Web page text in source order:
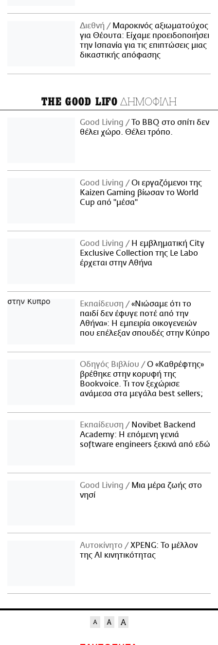
Διεθνή
Μαροκινός αξιωματούχος
για Θέουτα: Είχαμε προειδοποιήσει
την Ισπανία για τις επιπτώσεις μιας
δικαστικής απόφασης
THE GOOD LIFO ΔΗΜΟΦΙΛΗ
Good Living
Το BBQ στο σπίτι δεν
θέλει χώρο. Θέλει τρόπο.
Good Living
Οι εργαζόμενοι της
Kaizen Gaming βίωσαν το World
Cup από "μέσα"
Good Living
Η εμβληματική City
Exclusive Collection της Le Labo
έρχεται στην Αθήνα
Εκπαίδευση
«Νιώσαμε ότι το
παιδί δεν έφυγε ποτέ από την
Αθήνα»: Η εμπειρία οικογενειών
που επέλεξαν σπουδές στην Κύπρο
Οδηγός Βιβλίου
Ο «Καθρέφτης»
βρέθηκε στην κορυφή της
Bookvoice. Τι τον ξεχώρισε
ανάμεσα στα μεγάλα best sellers;
Εκπαίδευση
Novibet Backend
Academy: Η επόμενη γενιά
software engineers ξεκινά από εδώ
Good Living
Μια μέρα ζωής στο
νησί
Αυτοκίνητο
XPENG: Το μέλλον
της AI κινητικότητας